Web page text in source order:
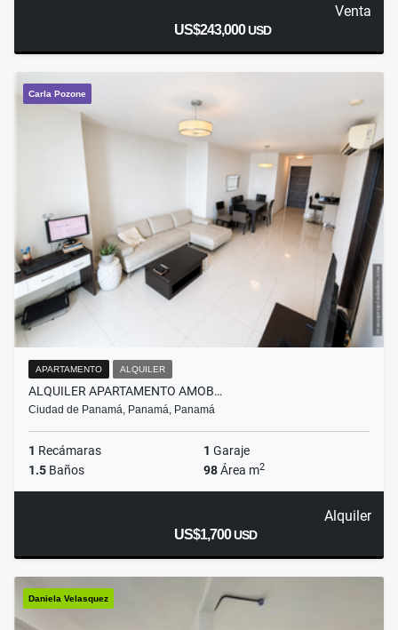
Venta
US$243,000USD
Carla Pozone
APARTAMENTO ALQUILER
ALQUILER APARTAMENTO AMOB…
Ciudad de Panamá, Panamá, Panamá
1 Recámaras 1 Garaje
1.5 Baños 98Área m2
Alquiler
US$1,700USD
Daniela Velasquez